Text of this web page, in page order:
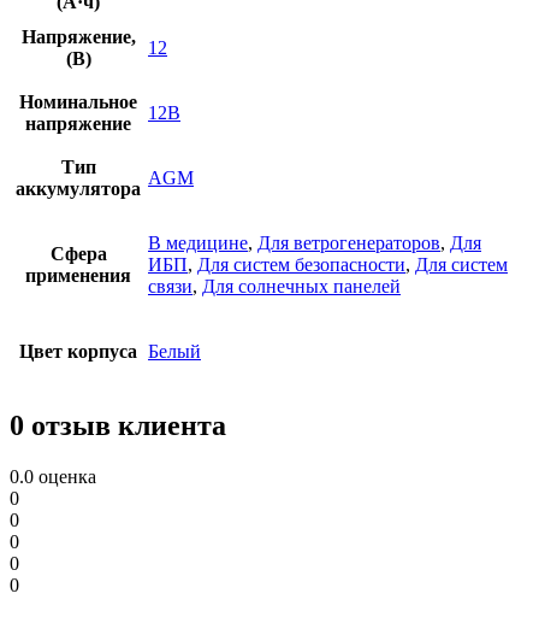
Напряжение,
(В)
12
Номинальное
напряжение
12В
Тип
аккумулятора
AGM
Сфера
применения
В медицине, Для ветрогенераторов, Для
ИБП, Для систем безопасности, Для систем
связи, Для солнечных панелей
Цвет корпуса Белый
0 отзыв клиента
0.0 оценка
0
0
0
0
0